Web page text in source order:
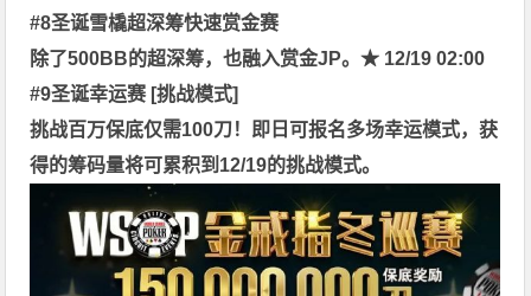
#8圣诞雪橇超深筹快速赏金赛
除了500BB的超深筹，也融入赏金JP。★ 12/19 02:00
#9圣诞幸运赛 [挑战模式]
挑战百万保底仅需100刀！即日可报名多场幸运模式，获
得的筹码量将可累积到12/19的挑战模式。